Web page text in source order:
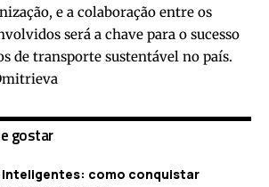
e a colaboração entre os
será a chave para o sucesso
de transporte sustentável no país.
gostar
como conquistar